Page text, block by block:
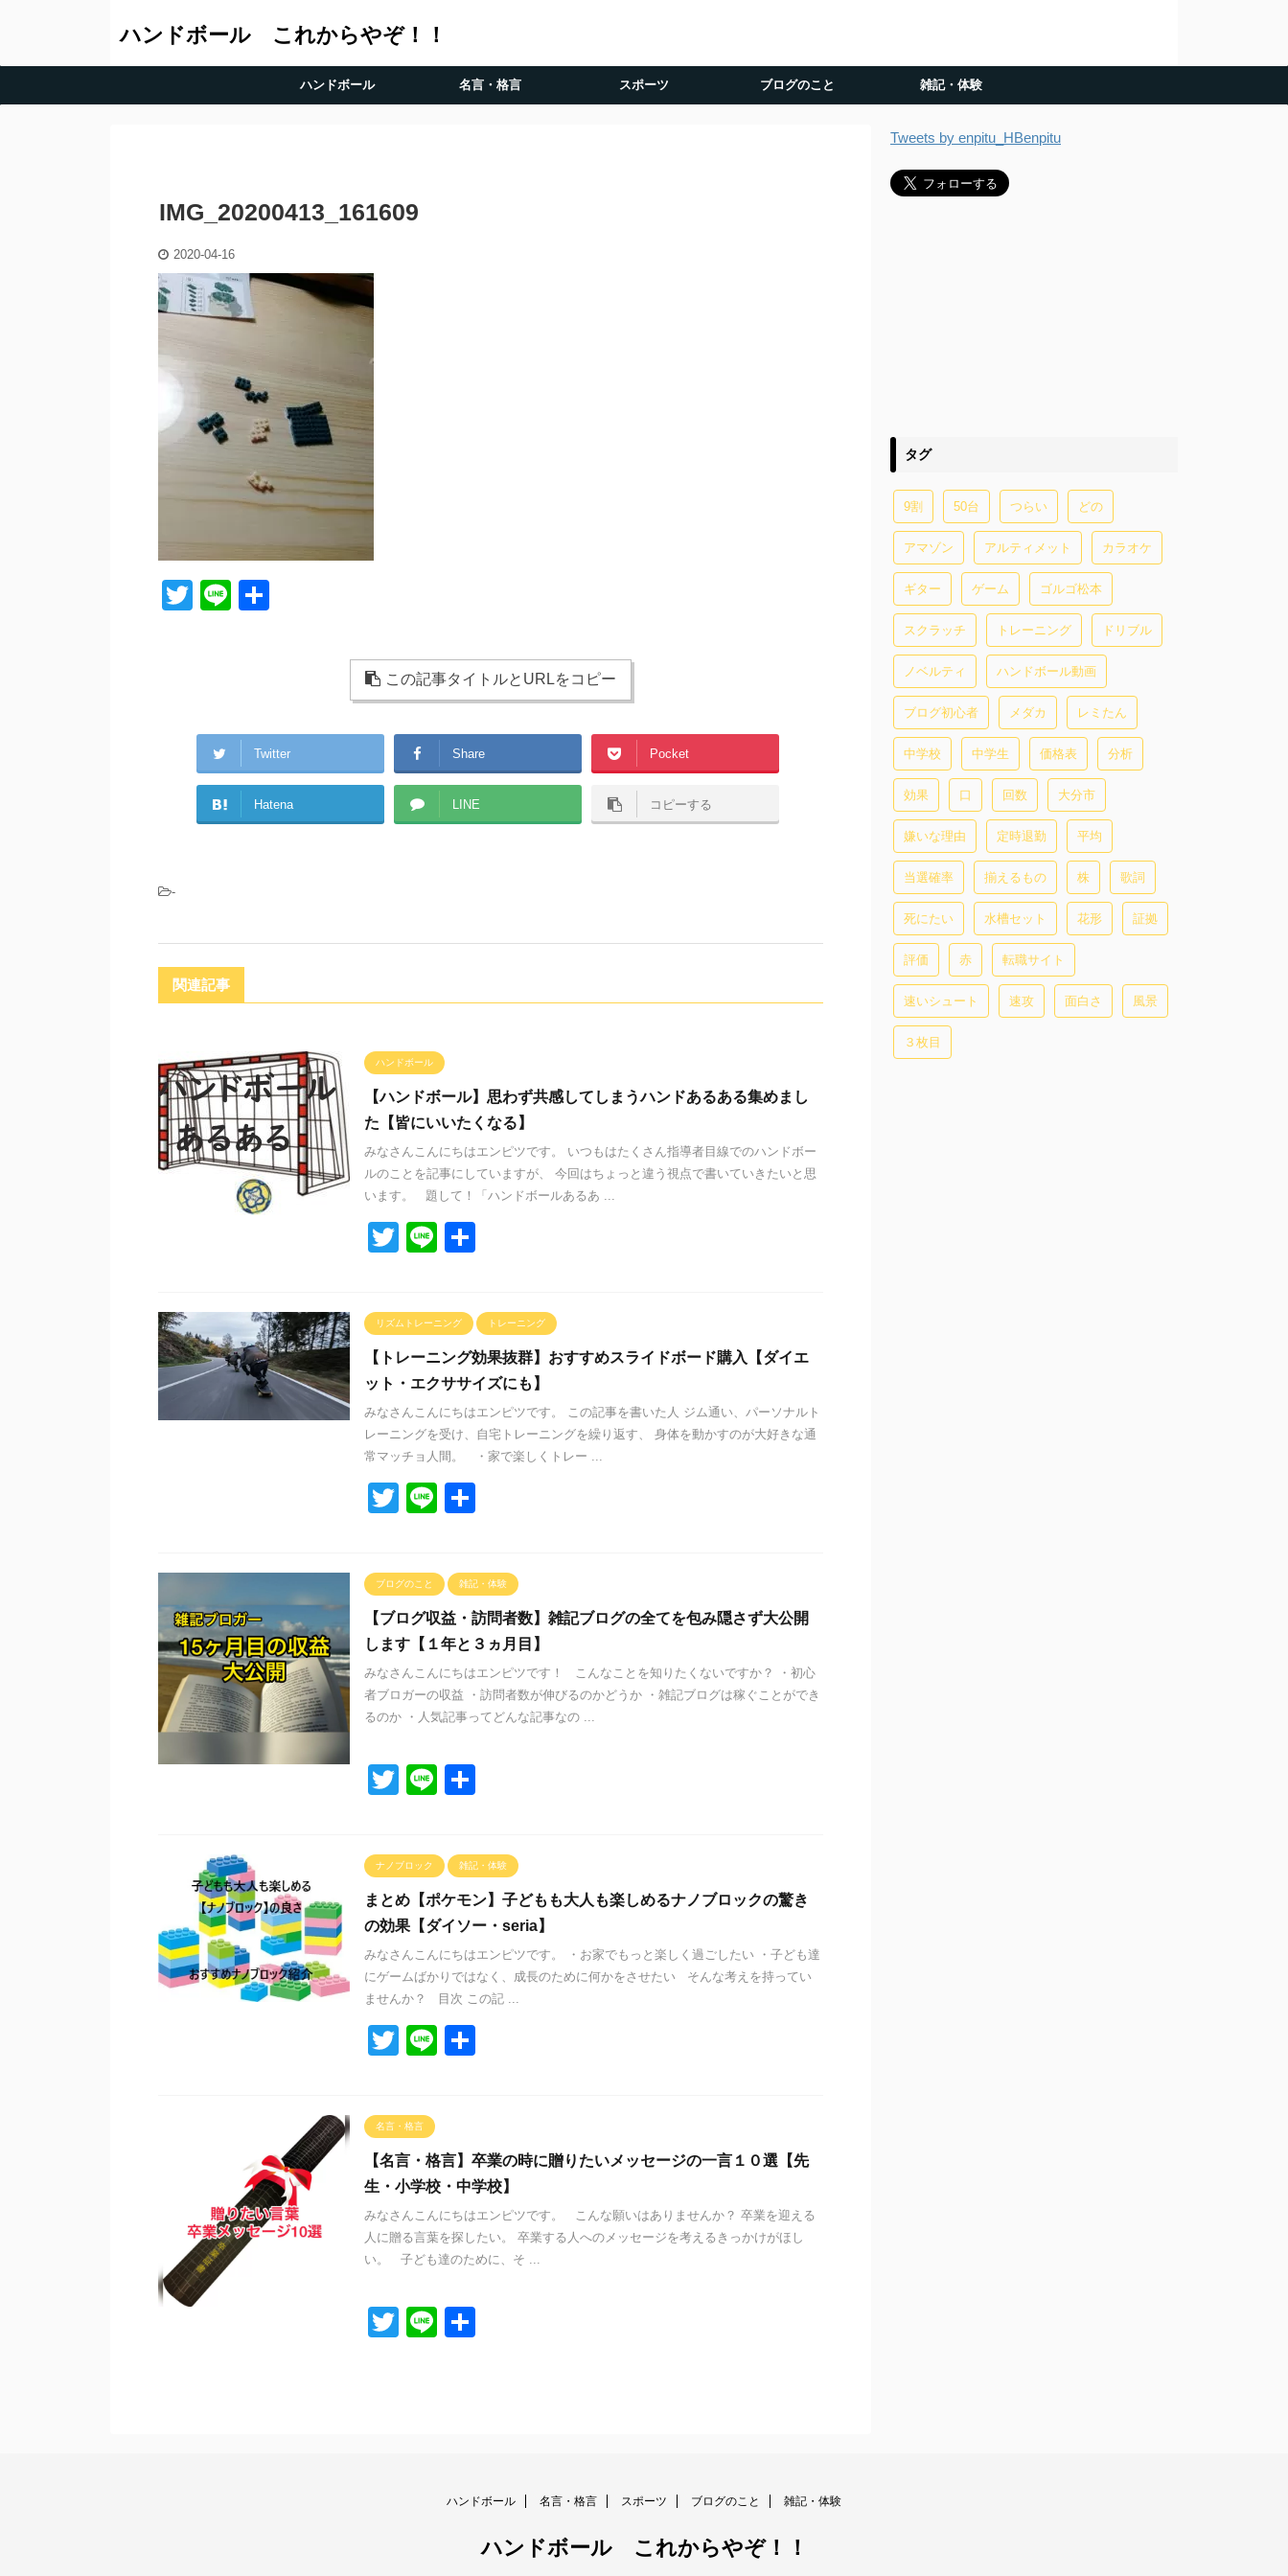
ハンドボール これからやぞ！！
ハンドボール 名言・格言 スポーツ ブログのこと 雑記・体験
IMG_20200413_161609
2020-04-16
T
Li
この記事タイトルとURLをコピー
Twitter Share Pocket
Hatena LINE コピーする
-
関連記事
ハンドボール
【ハンドボール】思わず共感してしまうハンドあるある集めまし
た【皆にいいたくなる】
みなさんこんにちはエンピツです。 いつもはたくさん指導者目線でのハンドボー
ルのことを記事にしていますが、 今回はちょっと違う視点で書いていきたいと思
います。 題して！「ハンドボールあるあ ...
T
er
Li
リズムトレーニング トレーニング
【トレーニング効果抜群】おすすめスライドボード購入【ダイエ
ット・エクササイズにも】
みなさんこんにちはエンピツです。 この記事を書いた人 ジム通い、パーソナルト
レーニングを受け、自宅トレーニングを繰り返す、 身体を動かすのが大好きな通
常マッチョ人間。 ・家で楽しくトレー ...
T
er
Li
ブログのこと 雑記・体験
【ブログ収益・訪問者数】雑記ブログの全てを包み隠さず大公開
します【１年と３ヵ月目】
みなさんこんにちはエンピツです！ こんなことを知りたくないですか？ ・初心
者ブロガーの収益 ・訪問者数が伸びるのかどうか ・雑記ブログは稼ぐことができ
るのか ・人気記事ってどんな記事なの ...
T
er
Li
ナノブロック 雑記・体験
まとめ【ポケモン】子どもも大人も楽しめるナノブロックの驚き
の効果【ダイソー・seria】
みなさんこんにちはエンピツです。 ・お家でもっと楽しく過ごしたい ・子ども達
にゲームばかりではなく、成長のために何かをさせたい そんな考えを持ってい
ませんか？ 目次 この記 ...
T
er
Li
名言・格言
【名言・格言】卒業の時に贈りたいメッセージの一言１０選【先
生・小学校・中学校】
みなさんこんにちはエンピツです。 こんな願いはありませんか？ 卒業を迎える
人に贈る言葉を探したい。 卒業する人へのメッセージを考えるきっかけがほし
い。 子ども達のために、そ ...
T
Li
Tweets by enpitu_HBenpitu
タグ
9割 50台 つらい どの
アマゾン アルティメット カラオケ
ギター ゲーム ゴルゴ松本
スクラッチ トレーニング ドリブル
ノベルティ ハンドボール動画
ブログ初心者 メダカ レミたん
中学校 中学生 価格表 分析
効果 口 回数 大分市
嫌いな理由 定時退勤 平均
当選確率 揃えるもの 株 歌詞
死にたい 水槽セット 花形 証拠
評価 赤 転職サイト
速いシュート 速攻 面白さ 風景
３枚目
ハンドボール 名言・格言 スポーツ ブログのこと 雑記・体験
ハンドボール これからやぞ！！